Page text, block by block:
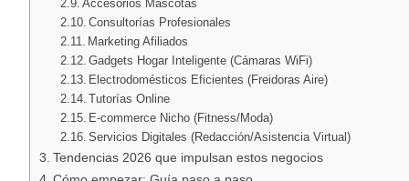
Accesorios Mascotas
Consultorías Profesionales
Marketing Afiliados
Gadgets Hogar Inteligente (Cámaras WiFi)
Electrodomésticos Eficientes (Freidoras Aire)
Tutorías Online
E-commerce Nicho (Fitness/Moda)
Servicios Digitales (Redacción/Asistencia Virtual)
Tendencias 2026 que impulsan estos negocios